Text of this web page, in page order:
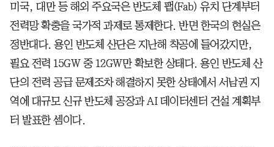
미국, 대만 등 해외 주요국은 반도체 팹(Fab) 유치 단계부터
전력망 확충을 국가적 과제로 통제한다. 반면 한국의 현실은
정반대다. 용인 반도체 산단은 지난해 착공에 들어갔지만,
필요 전력 15GW 중 12GW만 확보한 상태다. 용인 반도체 산
단의 전력 공급 문제조차 해결하지 못한 상태에서 서남권 지
역에 대규모 신규 반도체 공장과 AI 데이터센터 건설 계획부
터 발표한 셈이다.